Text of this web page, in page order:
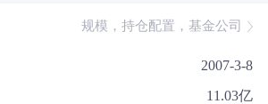
规模，持仓配置，基金公司
2007-3-8
11.03亿